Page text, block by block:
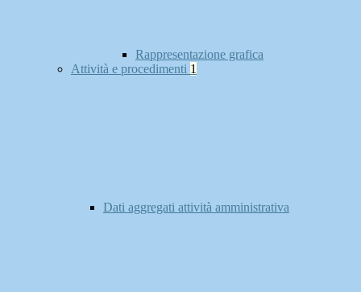
Rappresentazione grafica
Attività e procedimenti 1
Dati aggregati attività amministrativa